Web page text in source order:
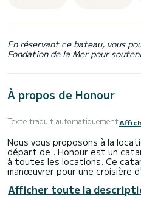
En réservant ce bateau, vous
Fondation de la Mer pour
À propos de Honour
Texte traduit automatiquement
Nous vous proposons à la
départ de . Honour est un
à toutes les locations. Ce
manœuvrer pour une croisière
Le bateau dispose de 3
capacité de 10 passagers.
Afficher toute la